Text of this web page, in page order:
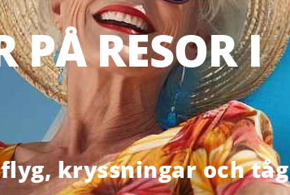
PÅ RESOR I
kryssningar och tåg